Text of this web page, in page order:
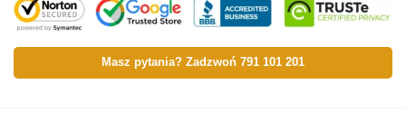
Masz pytania? Zadzwoń 791 101 201